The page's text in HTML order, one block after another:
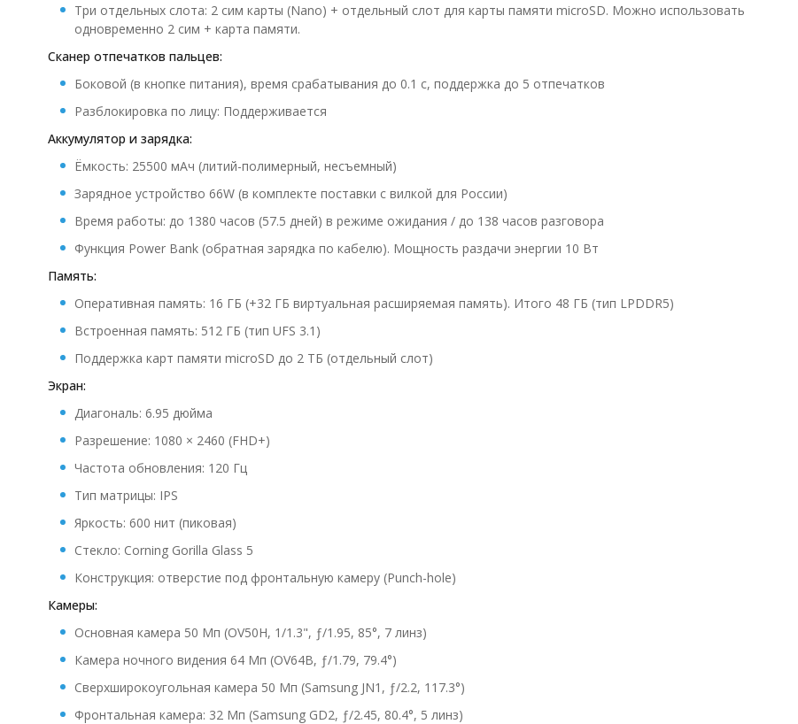
Три отдельных слота: 2 сим карты (Nano) + отдельный слот для карты памяти microSD. Можно использовать
одновременно 2 сим + карта памяти.
Сканер отпечатков пальцев:
Боковой (в кнопке питания), время срабатывания до 0.1 с, поддержка до 5 отпечатков
Разблокировка по лицу: Поддерживается
Аккумулятор и зарядка:
Ёмкость: 25500 мАч (литий-полимерный, несъемный)
Зарядное устройство 66W (в комплекте поставки с вилкой для России)
Время работы: до 1380 часов (57.5 дней) в режиме ожидания / до 138 часов разговора
Функция Power Bank (обратная зарядка по кабелю). Мощность раздачи энергии 10 Вт
Память:
Оперативная память: 16 ГБ (+32 ГБ виртуальная расширяемая память). Итого 48 ГБ (тип LPDDR5)
Встроенная память: 512 ГБ (тип UFS 3.1)
Поддержка карт памяти microSD до 2 ТБ (отдельный слот)
Экран:
Диагональ: 6.95 дюйма
Разрешение: 1080 × 2460 (FHD+)
Частота обновления: 120 Гц
Тип матрицы: IPS
Яркость: 600 нит (пиковая)
Стекло: Corning Gorilla Glass 5
Конструкция: отверстие под фронтальную камеру (Punch-hole)
Камеры:
Основная камера 50 Мп (OV50H, 1/1.3", ƒ/1.95, 85°, 7 линз)
Камера ночного видения 64 Мп (OV64B, ƒ/1.79, 79.4°)
Сверхширокоугольная камера 50 Мп (Samsung JN1, ƒ/2.2, 117.3°)
Фронтальная камера: 32 Мп (Samsung GD2, ƒ/2.45, 80.4°, 5 линз)